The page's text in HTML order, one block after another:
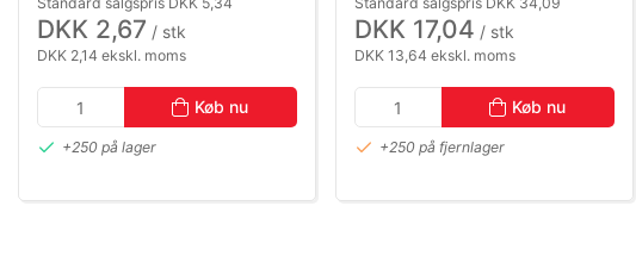
DKK 2,67 / stk
DKK 2,14 ekskl. moms
Køb nu
+250 på lager
DKK 17,04 / stk
DKK 13,64 ekskl. moms
Køb nu
+250 på fjernlager